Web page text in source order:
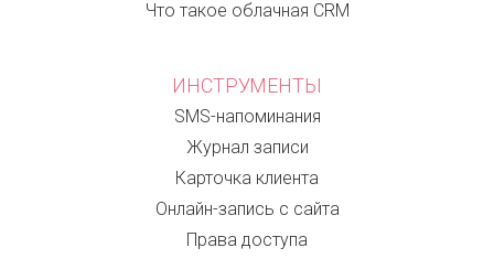
Что такое облачная CRM
ИНСТРУМЕНТЫ
SMS-напоминания
Журнал записи
Карточка клиента
Онлайн-запись с сайта
Права доступа